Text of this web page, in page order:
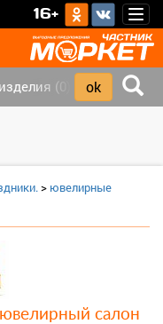
16+
(0)
> ювелирные
салон